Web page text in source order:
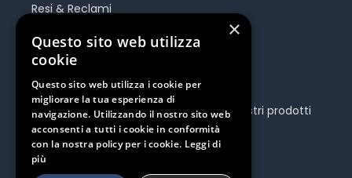
Resi & Reclami
Be Social
Seguici e rimani aggiornato su tutti i nostri prodotti
e iniziative.
×
Questo sito web utilizza
cookie
Questo sito web utilizza i cookie per
migliorare la tua esperienza di
navigazione. Utilizzando il nostro sito web
acconsenti a tutti i cookie in conformità
con la nostra policy per i cookie. Leggi di
più